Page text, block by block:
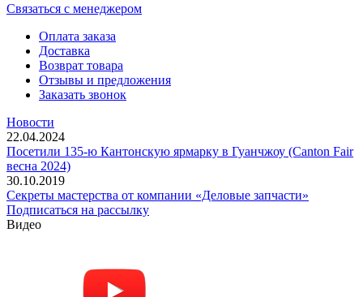
Cвязаться с менеджером
Оплата заказа
Доставка
Возврат товара
Отзывы и предложения
Заказать звонок
Новости
22.04.2024
Посетили 135-ю Кантонскую ярмарку в Гуанчжоу (Canton Fair
весна 2024)
30.10.2019
Секреты мастерства от компании «Деловые запчасти»
Подписаться на рассылку
Видео